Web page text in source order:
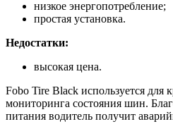
низкое энергопотребление;
простая установка.
Недостатки:
высокая цена.
Fobo Tire Black используется для
мониторинга состояния шин.
питания водитель получит